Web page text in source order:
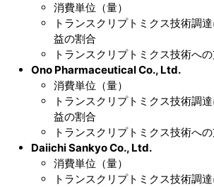
消費単位（量）
トランスクリプトミクス技術調
益の割合
トランスクリプトミクス技術へ
Ono Pharmaceutical Co., Ltd.
消費単位（量）
トランスクリプトミクス技術調
益の割合
トランスクリプトミクス技術へ
Daiichi Sankyo Co., Ltd.
消費単位（量）
トランスクリプトミクス技術調